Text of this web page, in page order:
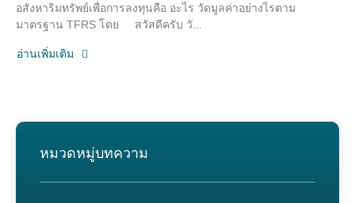
อสังหาริมทรัพย์เพื่อการลงทุนคือ อะไร วัดมูลค่าอย่างไรตาม
มาตรฐาน TFRS โดย สวัสดีครับ วั...
อ่านเพิ่มเติม
หมวดหมู่บทความ